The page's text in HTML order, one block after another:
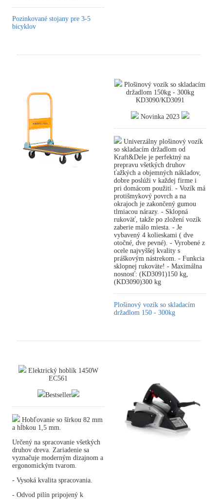
Pozinkované stojany pre 3-5
bicyklov
Plošinový vozík so skladacím
držadlom 150kg - 300kg
KD3090/KD3091
Novinka 2023
Univerzálny plošinový vozík
so skladacím držadlom od
Kraft&Dele je perfektný na
prepravu všetkých druhov
ťažkých a objemných nákladov,
dobre poslúži v každej firme i
pri domácom použití. - Vozík má
protišmykový povrch a na
okrajoch je zakončený gumou
tlmiacou nárazy. - Sklopná
rukoväť, takže po zložení vozík
zaberie málo miesta. - Je
vybavený 4 kolieskami ( dve
otočné, dve pevné). - Vyrobené z
ocele najvyššej kvality s
práškovým nástrekom. - Funkcia
sklopnej rukoväte! - Maximálna
nosnosť: (KD3091)150 kg,
(KD3090)300 kg
Plošinový vozík so skladacím
držadlom 150 - 300kg
Elektrický hoblík 1450W
EC561
Bestseller
Hobľovanie so šírkou 82 mm
a hĺbkou 1,5 mm.
Určený na spracovanie všetkých
druhov dreva. Zariadenie sa
vyznačuje moderným dizajnom a
ergonomickým tvarom.
- Vysoká kvalita spracovania.
- Odvod pilín pripojený k